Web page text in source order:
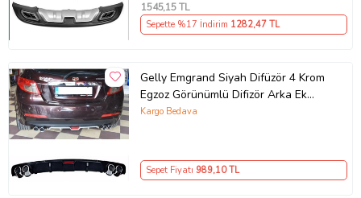
1545,15 TL
Sepette %17 İndirim 1282,47 TL
Gelly Emgrand Siyah Difüzör 4 Krom
Egzoz Görünümlü Difizör Arka Ek
Body Kit
Kargo Bedava
Sepet Fiyatı 989,10 TL